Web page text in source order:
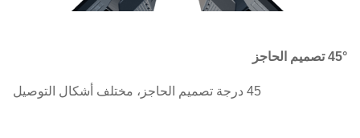
45° تصميم الحاجز
45 درجة تصميم الحاجز، مختلف أشكال التوصيل